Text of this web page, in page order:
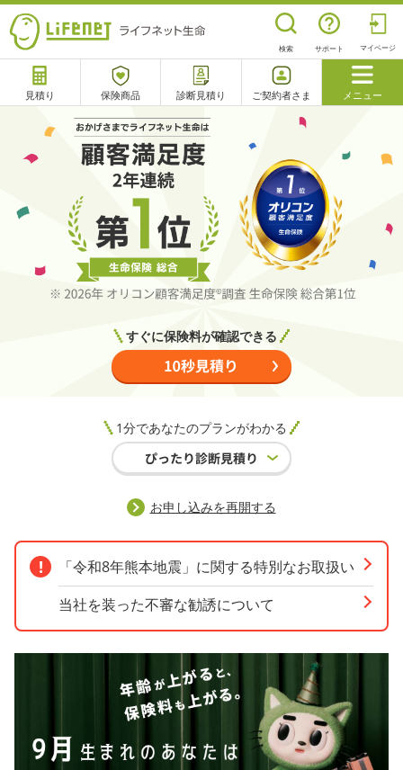
検索 サポート マイページ
見積り 保険商品 診断見積り ご契約者さま メニュー
サポート
チャットサポート 電話で相談 相談予約 よくあるご質問
すぐに保険料が確認できる
1分であなたのプランがわかる
お申し込みを再開する
「令和8年熊本地震」に関する特別なお取扱い
当社を装った不審な勧誘について